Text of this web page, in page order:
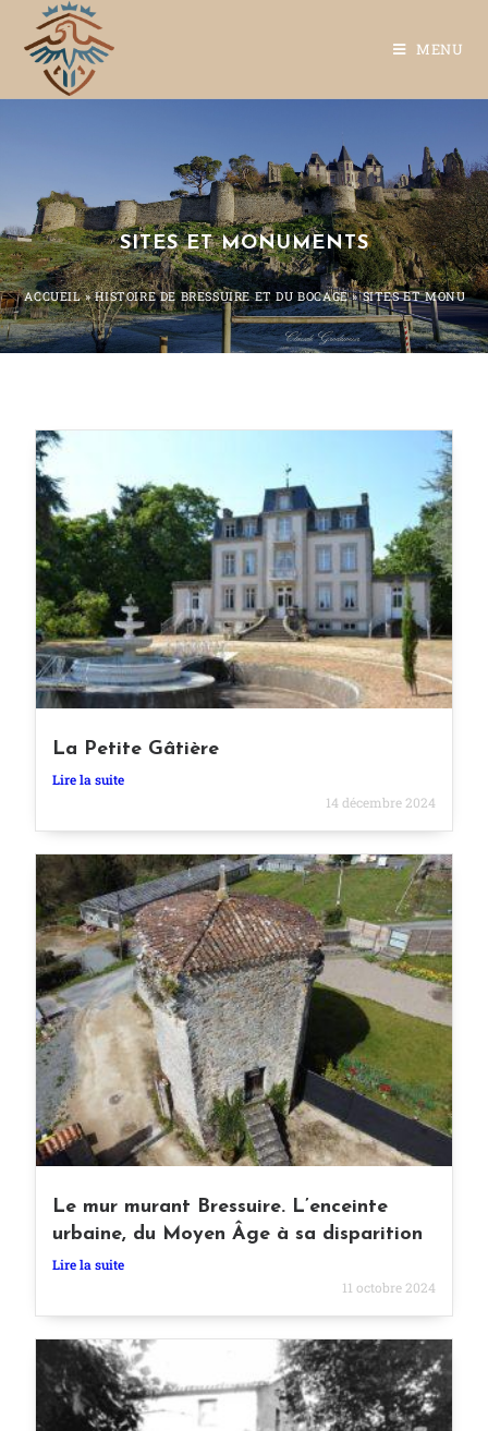
MENU
SITES ET MONUMENTS
ACCUEIL»HISTOIRE DE BRESSUIRE ET DU BOCAGE»SITES ET
La Petite Gâtière
Lire la suite
14 décembre 2024
Le mur murant Bressuire. L’enceinte
urbaine, du Moyen Âge à sa disparition
Lire la suite
11 octobre 2024